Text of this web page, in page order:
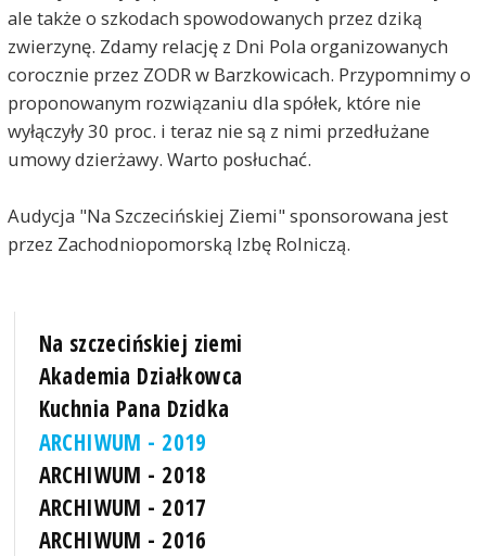
ale także o szkodach spowodowanych przez dziką
zwierzynę. Zdamy relację z Dni Pola organizowanych
corocznie przez ZODR w Barzkowicach. Przypomnimy o
proponowanym rozwiązaniu dla spółek, które nie
wyłączyły 30 proc. i teraz nie są z nimi przedłużane
umowy dzierżawy. Warto posłuchać.
Audycja "Na Szczecińskiej Ziemi" sponsorowana jest
przez Zachodniopomorską Izbę Rolniczą.
Na szczecińskiej ziemi
Akademia Działkowca
Kuchnia Pana Dzidka
ARCHIWUM - 2019
ARCHIWUM - 2018
ARCHIWUM - 2017
ARCHIWUM - 2016